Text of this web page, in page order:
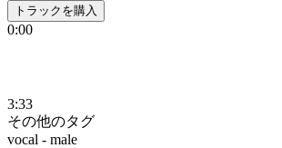
トラックを購入
0:00
3:33
その他のタグ
vocal - male